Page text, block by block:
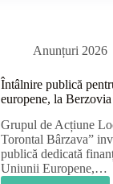
Anunțuri 2026
Întâlnire publică
europene, la Berzovia
Grupul de Acțiune
Torontal Bârzava”
publică dedicată
Uniunii Europene,…